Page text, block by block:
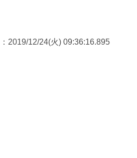
：2019/12/24(火) 09:36:16.895